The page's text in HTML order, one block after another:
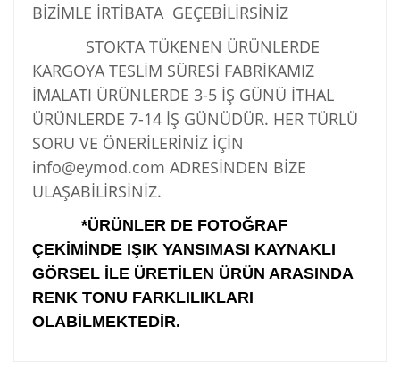
BİZİMLE İRTİBATA GEÇEBİLİRSİNİZ
STOKTA TÜKENEN ÜRÜNLERDE
KARGOYA TESLİM SÜRESİ FABRİKAMIZ
İMALATI ÜRÜNLERDE 3-5 İŞ GÜNÜ İTHAL
ÜRÜNLERDE 7-14 İŞ GÜNÜDÜR. HER TÜRLÜ
SORU VE ÖNERİLERİNİZ İÇİN
info@eymod.com ADRESİNDEN BİZE
ULAŞABİLİRSİNİZ.
*ÜRÜNLER DE FOTOĞRAF
ÇEKİMİNDE IŞIK YANSIMASI KAYNAKLI
GÖRSEL İLE ÜRETİLEN ÜRÜN ARASINDA
RENK TONU FARKLILIKLARI
OLABİLMEKTEDİR.